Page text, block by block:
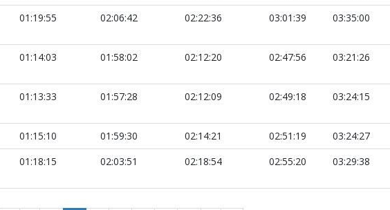
01:19:55 02:06:42 02:22:36 03:01:39 03:35:00
01:14:03 01:58:02 02:12:20 02:47:56 03:21:26
01:13:33 01:57:28 02:12:09 02:49:18 03:24:15
01:15:10 01:59:30 02:14:21 02:51:19
03:24:27
01:18:15 02:03:51 02:18:54 02:55:20 03:29:38